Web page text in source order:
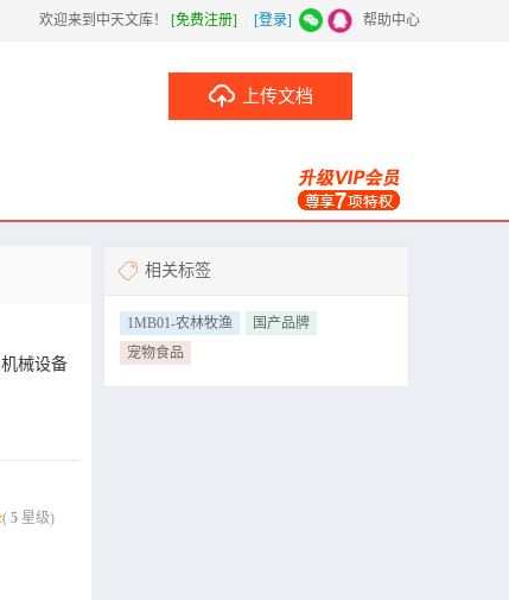
欢迎来到中天文库！ [免费注册] [登录] 帮助中心
上传文档
机械设备
( 5 星级)
相关标签
1MB01-农林牧渔
国产品牌
宠物食品